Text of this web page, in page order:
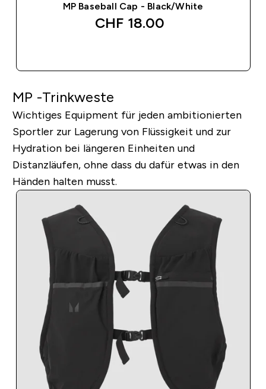
MP Baseball Cap - Black/White
CHF 18.00‎
MP -Trinkweste
Wichtiges Equipment für jeden ambitionierten
Sportler zur Lagerung von Flüssigkeit und zur
Hydration bei längeren Einheiten und
Distanzläufen, ohne dass du dafür etwas in den
Händen halten musst.